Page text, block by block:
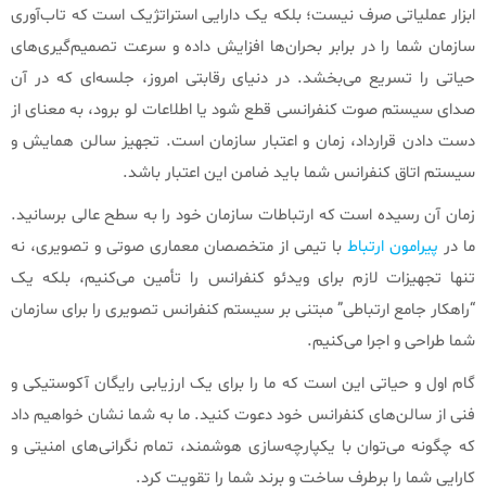
ابزار عملیاتی صرف نیست؛ بلکه یک دارایی استراتژیک است که تاب‌آوری
سازمان شما را در برابر بحران‌ها افزایش داده و سرعت تصمیم‌گیری‌های
حیاتی را تسریع می‌بخشد. در دنیای رقابتی امروز، جلسه‌ای که در آن
صدای سیستم صوت کنفرانسی قطع شود یا اطلاعات لو برود، به معنای از
دست دادن قرارداد، زمان و اعتبار سازمان است. تجهیز سالن همایش و
سیستم اتاق کنفرانس شما باید ضامن این اعتبار باشد.
زمان آن رسیده است که ارتباطات سازمان خود را به سطح عالی برسانید.
ما در پیرامون ارتباط با تیمی از متخصصان معماری صوتی و تصویری، نه
تنها تجهیزات لازم برای ویدئو کنفرانس را تأمین می‌کنیم، بلکه یک
“راهکار جامع ارتباطی” مبتنی بر سیستم کنفرانس تصویری را برای سازمان
شما طراحی و اجرا می‌کنیم.
گام اول و حیاتی این است که ما را برای یک ارزیابی رایگان آکوستیکی و
فنی از سالن‌های کنفرانس خود دعوت کنید. ما به شما نشان خواهیم داد
که چگونه می‌توان با یکپارچه‌سازی هوشمند، تمام نگرانی‌های امنیتی و
کارایی شما را برطرف ساخت و برند شما را تقویت کرد.